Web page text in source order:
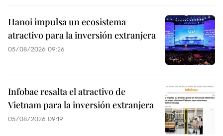
Hanoi impulsa un ecosistema
atractivo para la inversión extranjera
05/08/2026 09:26
Infobae resalta el atractivo de
Vietnam para la inversión extranjera
05/08/2026 09:19